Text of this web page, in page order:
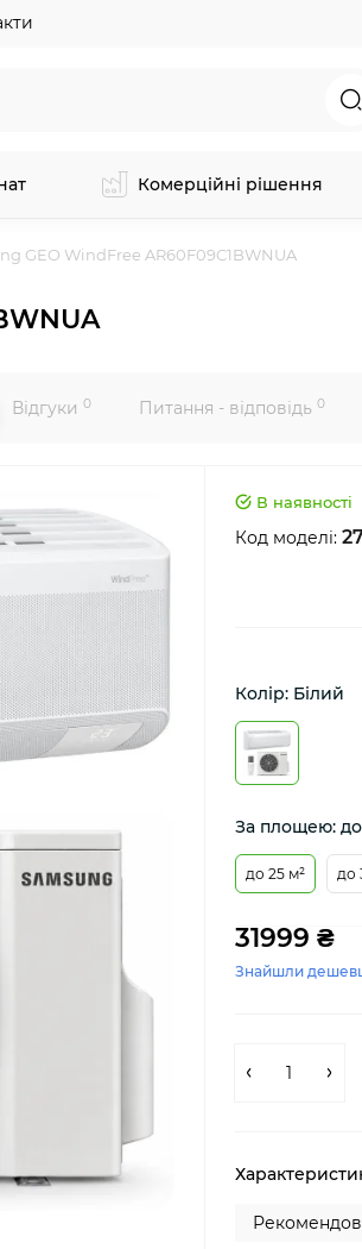
Комерційні рішення
GEO WindFree AR60F09C1BWNUA
Відгуки 0 Питання - відповідь 0
В наявності
Код моделі:
Колір: Білий
За площею: до
до 25 м² до
31999 ₴
Знайшли